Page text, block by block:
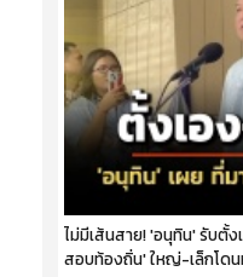
ไม่มีเส้นสาย! 'อนุทิน' รับตั้
สอบท้องถิ่น' ใหญ่-เล็กโด